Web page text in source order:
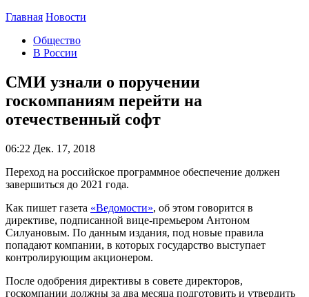
Главная Новости
Общество
В России
СМИ узнали о поручении
госкомпаниям перейти на
отечественный софт
06:22 Дек. 17, 2018
Переход на российское программное обеспечение должен
завершиться до 2021 года.
Как пишет газета «Ведомости», об этом говорится в
директиве, подписанной вице-премьером Антоном
Силуановым. По данным издания, под новые правила
попадают компании, в которых государство выступает
контролирующим акционером.
После одобрения директивы в совете директоров,
госкомпании должны за два месяца подготовить и утвердить